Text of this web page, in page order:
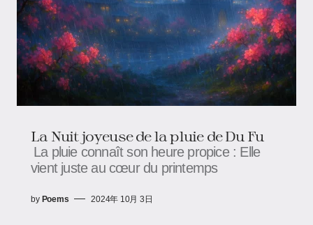
La Nuit joyeuse de la pluie de Du Fu
La pluie connaît son heure propice : Elle
vient juste au cœur du printemps
by Poems 2024年 10月 3日